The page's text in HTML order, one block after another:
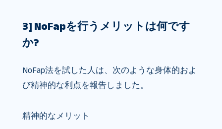
3] NoFapを行うメリットは何です
か?
NoFap法を試した人は、次のような身体的およ
び精神的な利点を報告しました。
精神的なメリット